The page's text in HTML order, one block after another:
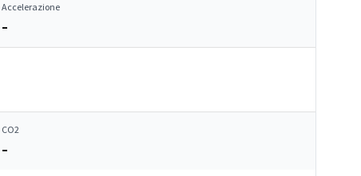
Accelerazione
–
CO2
–